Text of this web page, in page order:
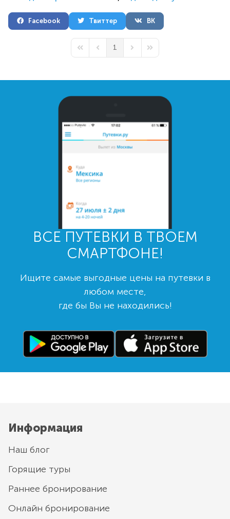
Facebook Твиттер ВК
First PagePrevious Page
1 Next PageLast Page
ВСЕ ПУТЕВКИ В ТВОЕМ
СМАРТФОНЕ!
Ищите самые выгодные цены на путевки в
любом месте,
где бы Вы не находились!
Информация
Наш блог
Горящие туры
Раннее бронирование
Онлайн бронирование